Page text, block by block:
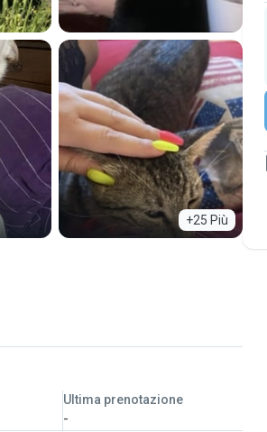
+25 Più
Ultima prenotazione
-